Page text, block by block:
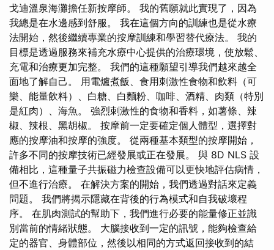
戈迪溫泉海灘擔任新按摩師。 我的舊願就此實現了，因為
我總是在水邊感到舒服。 我在這個方向的訓練也是從水療
法開始，然後繼續專業的按摩訓練和學習替代療法。 我的
目標是透過服務來補充水療中心提供的治療環境，使放鬆、
充電和治療更加完整。 我們的這種願望引導我們越來越全
面地了解自己。 用電爐煮飯、食用刺激性食物和飲料（可
樂、能量飲料）、白糖、白麵粉、咖啡、酒精、肉類（特別
是紅肉）、海魚。 強烈刺激性的食物和香料，如薯條、辣
椒、辣根、黑胡椒。 按摩前一定要確定個人體型，選擇對
應的按摩油和按摩的強度。 從兩種基本類型的按摩開始，
許多不同的按摩技術已經發展或正在發展。 與 8D NLS 設
備相比，這種量子共振磁力檢查設備可以更快地評估病情，
但不進行治療。 在解決方案的開始，我們透過對話來定義
問題。 我們將揭示隱藏在背後的行為模式和自我破壞程
序。 在肌肉測試的幫助下，我們進行必要的能量修正並識
別當前的情緒狀態。 大腦接收到一定的訊號，能夠檢查給
定的器官、身體部位，然後以相同的方式返回接收到的結